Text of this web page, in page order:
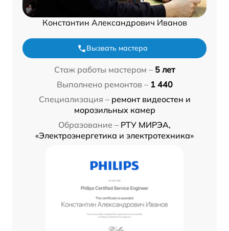
Константин Александрович Иванов
Вызвать мастера
Стаж работы мастером – 5 лет
Выполнено ремонтов – 1 440
Специализация – ремонт видеостен и
морозильных камер
Образование – РТУ МИРЭА,
«Электроэнергетика и электротехника»